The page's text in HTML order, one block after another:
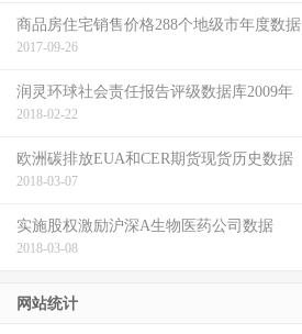
商品房住宅销售价格288个地级市年度数据
2017-09-26
润灵环球社会责任报告评级数据库2009年
2018-02-22
欧洲碳排放EUA和CER期货现货历史数据
2018-03-07
实施股权激励沪深A生物医药公司数据
2018-03-08
网站统计